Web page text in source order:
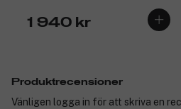
1 940 kr
Produktrecensioner
Vänligen logga in för att skriva en